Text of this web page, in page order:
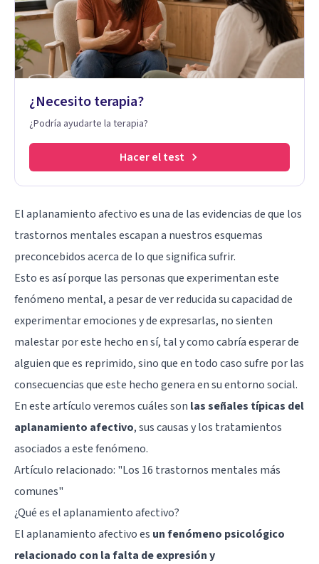
¿Necesito terapia?
¿Podría ayudarte la terapia?
Hacer el test
El aplanamiento afectivo es una de las evidencias de que los
trastornos mentales escapan a nuestros esquemas
preconcebidos acerca de lo que significa sufrir.
Esto es así porque las personas que experimentan este
fenómeno mental, a pesar de ver reducida su capacidad de
experimentar emociones y de expresarlas, no sienten
malestar por este hecho en sí, tal y como cabría esperar de
alguien que es reprimido, sino que en todo caso sufre por las
consecuencias que este hecho genera en su entorno social.
En este artículo veremos cuáles son las señales típicas del
aplanamiento afectivo, sus causas y los tratamientos
asociados a este fenómeno.
Artículo relacionado: "Los 16 trastornos mentales más
comunes"
¿Qué es el aplanamiento afectivo?
El aplanamiento afectivo es un fenómeno psicológico
relacionado con la falta de expresión y